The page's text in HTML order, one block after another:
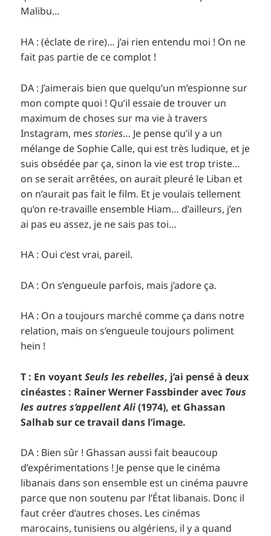
Malibu…
HA : (éclate de rire)… j’ai rien entendu moi ! On ne
fait pas partie de ce complot !
DA : J’aimerais bien que quelqu’un m’espionne sur
mon compte quoi ! Qu’il essaie de trouver un
maximum de choses sur ma vie à travers
Instagram, messtories… Je pense qu’il y a un
mélange de Sophie Calle, qui est très ludique, et je
suis obsédée par ça, sinon la vie est trop triste…
on se serait arrêtées, on aurait pleuré le Liban et
on n’aurait pas fait le film. Et je voulais tellement
qu’on re-travaille ensemble Hiam… d’ailleurs, j’en
ai pas eu assez, je ne sais pas toi…
HA : Oui c’est vrai, pareil.
DA : On s’engueule parfois, mais j’adore ça.
HA : On a toujours marché comme ça dans notre
relation, mais on s’engueule toujours poliment
hein !
T : En voyantSeuls les rebelles, j’ai pensé à deux
cinéastes : Rainer Werner Fassbinder avec Tous
les autres s’appellent Ali(1974), et Ghassan
Salhab sur ce travail dans l’image.
DA : Bien sûr ! Ghassan aussi fait beaucoup
d’expérimentations ! Je pense que le cinéma
libanais dans son ensemble est un cinéma pauvre
parce que non soutenu par l’État libanais. Donc il
faut créer d’autres choses. Les cinémas
marocains, tunisiens ou algériens, il y a quand